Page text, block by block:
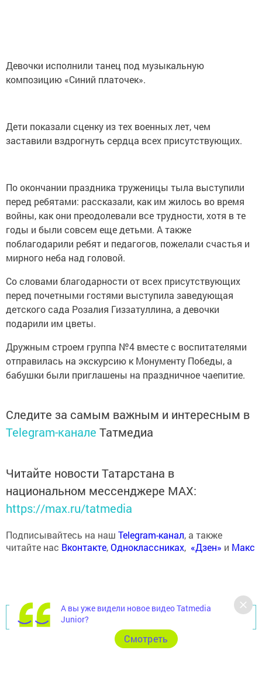
Девочки исполнили танец под музыкальную
композицию «Синий платочек».
Дети показали сценку из тех военных лет, чем
заставили вздрогнуть сердца всех присутствующих.
По окончании праздника труженицы тыла выступили
перед ребятами: рассказали, как им жилось во время
войны, как они преодолевали все трудности, хотя в те
годы и были совсем еще детьми. А также
поблагодарили ребят и педагогов, пожелали счастья и
мирного неба над головой.
Со словами благодарности от всех присутствующих
перед почетными гостями выступила заведующая
детского сада Розалия Гиззатуллина, а девочки
подарили им цветы.
Дружным строем группа №4 вместе с воспитателями
отправилась на экскурсию к Монументу Победы, а
бабушки были приглашены на праздничное чаепитие.
Следите за самым важным и интересным в
Telegram-канале Татмедиа
Читайте новости Татарстана в
национальном мессенджере MАХ:
https://max.ru/tatmedia
Подписывайтесь на наш Telegram-канал, а также
читайте нас Вконтакте,Одноклассниках, «Дзен» и Макс
Перейти на страницу новости
А вы уже видели новое видео Tatmedia
Junior?
Cмотреть